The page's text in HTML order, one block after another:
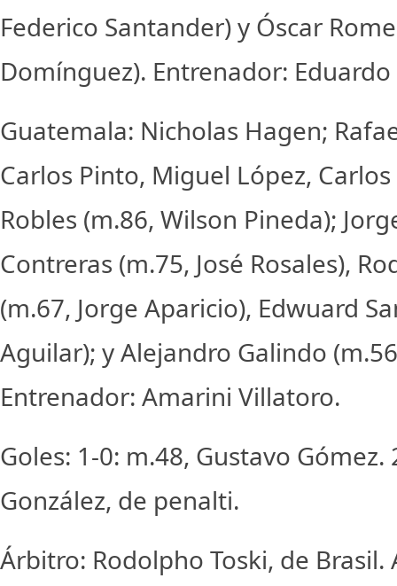
Federico Santander) y Óscar
Domínguez). Entrenador: Eduardo
Guatemala: Nicholas Hagen;
Carlos Pinto, Miguel López,
Robles (m.86, Wilson Pineda);
Contreras (m.75, José Rosales),
(m.67, Jorge Aparicio), Edwuard
Aguilar); y Alejandro Galindo
Entrenador: Amarini Villatoro.
Goles: 1-0: m.48, Gustavo Gómez.
González, de penalti.
Árbitro: Rodolpho Toski, de Brasil.